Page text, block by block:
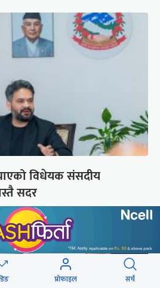
विधेयक संसदीय
सदर
प्रोफाइल सर्च